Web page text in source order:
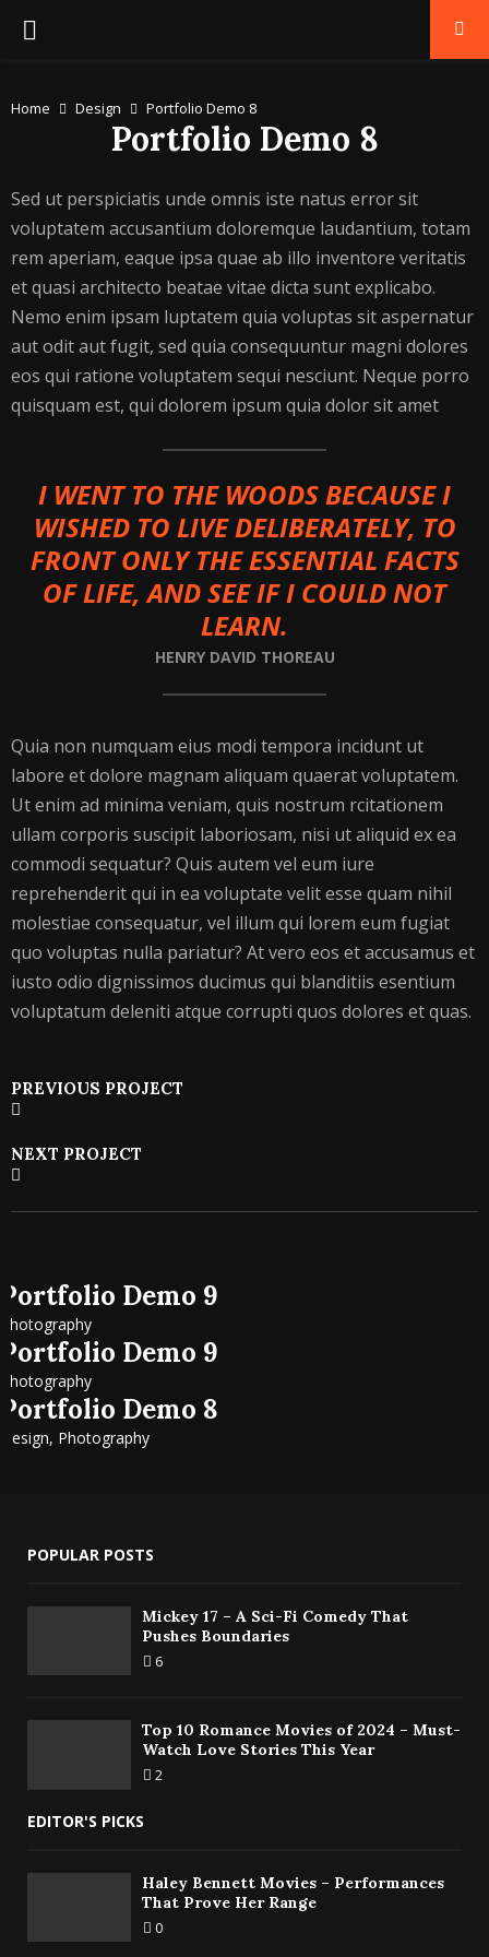
PRIMARY
Home Design Portfolio Demo 8
Portfolio Demo 8
Sed ut perspiciatis unde omnis iste natus error sit
voluptatem accusantium doloremque laudantium, totam
rem aperiam, eaque ipsa quae ab illo inventore veritatis
et quasi architecto beatae vitae dicta sunt explicabo.
Nemo enim ipsam luptatem quia voluptas sit aspernatur
aut odit aut fugit, sed quia consequuntur magni dolores
eos qui ratione voluptatem sequi nesciunt. Neque porro
quisquam est, qui dolorem ipsum quia dolor sit amet
I WENT TO THE WOODS BECAUSE I
WISHED TO LIVE DELIBERATELY, TO
FRONT ONLY THE ESSENTIAL FACTS
OF LIFE, AND SEE IF I COULD NOT
LEARN.
HENRY DAVID THOREAU
Quia non numquam eius modi tempora incidunt ut
labore et dolore magnam aliquam quaerat voluptatem.
Ut enim ad minima veniam, quis nostrum rcitationem
ullam corporis suscipit laboriosam, nisi ut aliquid ex ea
commodi sequatur? Quis autem vel eum iure
reprehenderit qui in ea voluptate velit esse quam nihil
molestiae consequatur, vel illum qui lorem eum fugiat
quo voluptas nulla pariatur? At vero eos et accusamus et
iusto odio dignissimos ducimus qui blanditiis esentium
voluptatum deleniti atque corrupti quos dolores et quas.
PREVIOUS PROJECT
NEXT PROJECT
Portfolio Demo 9
Photography
Portfolio Demo 9
Photography
Portfolio Demo 8
Design, Photography
POPULAR POSTS
Mickey 17 – A Sci-Fi Comedy That
Pushes Boundaries
6
Top 10 Romance Movies of 2024 – Must-
Watch Love Stories This Year
2
EDITOR'S PICKS
Haley Bennett Movies – Performances
That Prove Her Range
0